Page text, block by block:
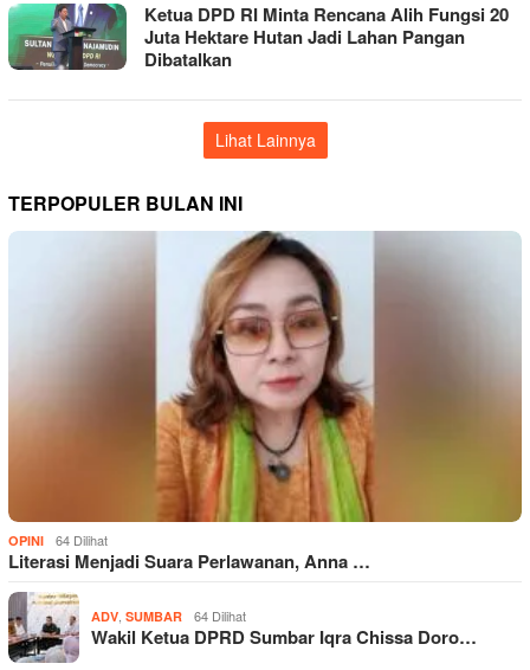
Ketua DPD RI Minta Rencana Alih Fungsi 20
Juta Hektare Hutan Jadi Lahan Pangan
Dibatalkan
Lihat Lainnya
TERPOPULER BULAN INI
OPINI 64 Dilihat
Literasi Menjadi Suara Perlawanan, Anna …
ADV SUMBAR 64 Dilihat
Wakil Ketua DPRD Sumbar Iqra Chissa Doro…